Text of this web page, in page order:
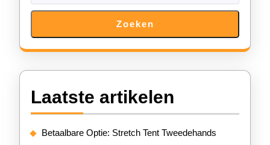
Zoeken
Laatste artikelen
Betaalbare Optie: Stretch Tent Tweedehands